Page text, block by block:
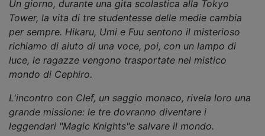
Un giorno, durante una gita scolastica alla Tokyo
Tower, la vita di tre studentesse delle medie cambia
per sempre. Hikaru, Umi e Fuu sentono il misterioso
richiamo di aiuto di una voce, poi, con un lampo di
luce, le ragazze vengono trasportate nel mistico
mondo di Cephiro.
L'incontro con Clef, un saggio monaco, rivela loro una
grande missione: le tre dovranno diventare i
leggendari "Magic Knights"e salvare il mondo.